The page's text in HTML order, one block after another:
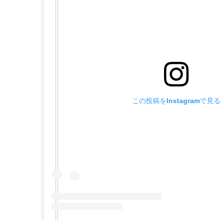
この投稿をInstagramで見る